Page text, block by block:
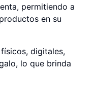
permitiendo a
en su
digitales,
lo que brinda